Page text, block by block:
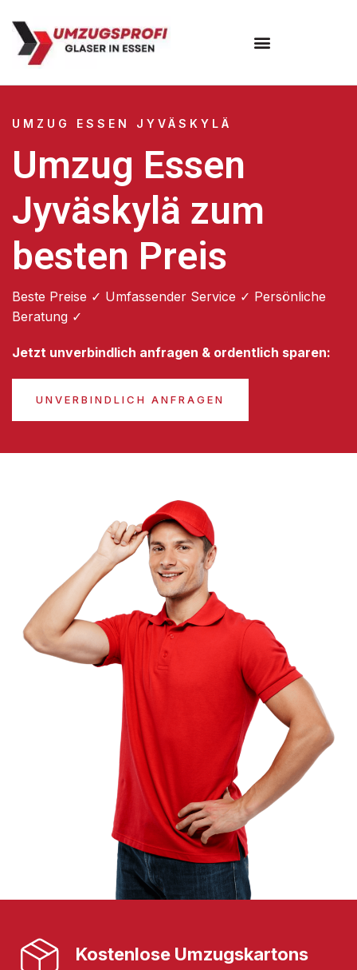
UMZUG ESSEN JYVÄSKYLÄ
Umzug Essen
Jyväskylä zum
besten Preis
Beste Preise ✓ Umfassender Service ✓ Persönliche
Beratung ✓
Jetzt unverbindlich anfragen & ordentlich sparen:
UNVERBINDLICH ANFRAGEN
Kostenlose Umzugskartons